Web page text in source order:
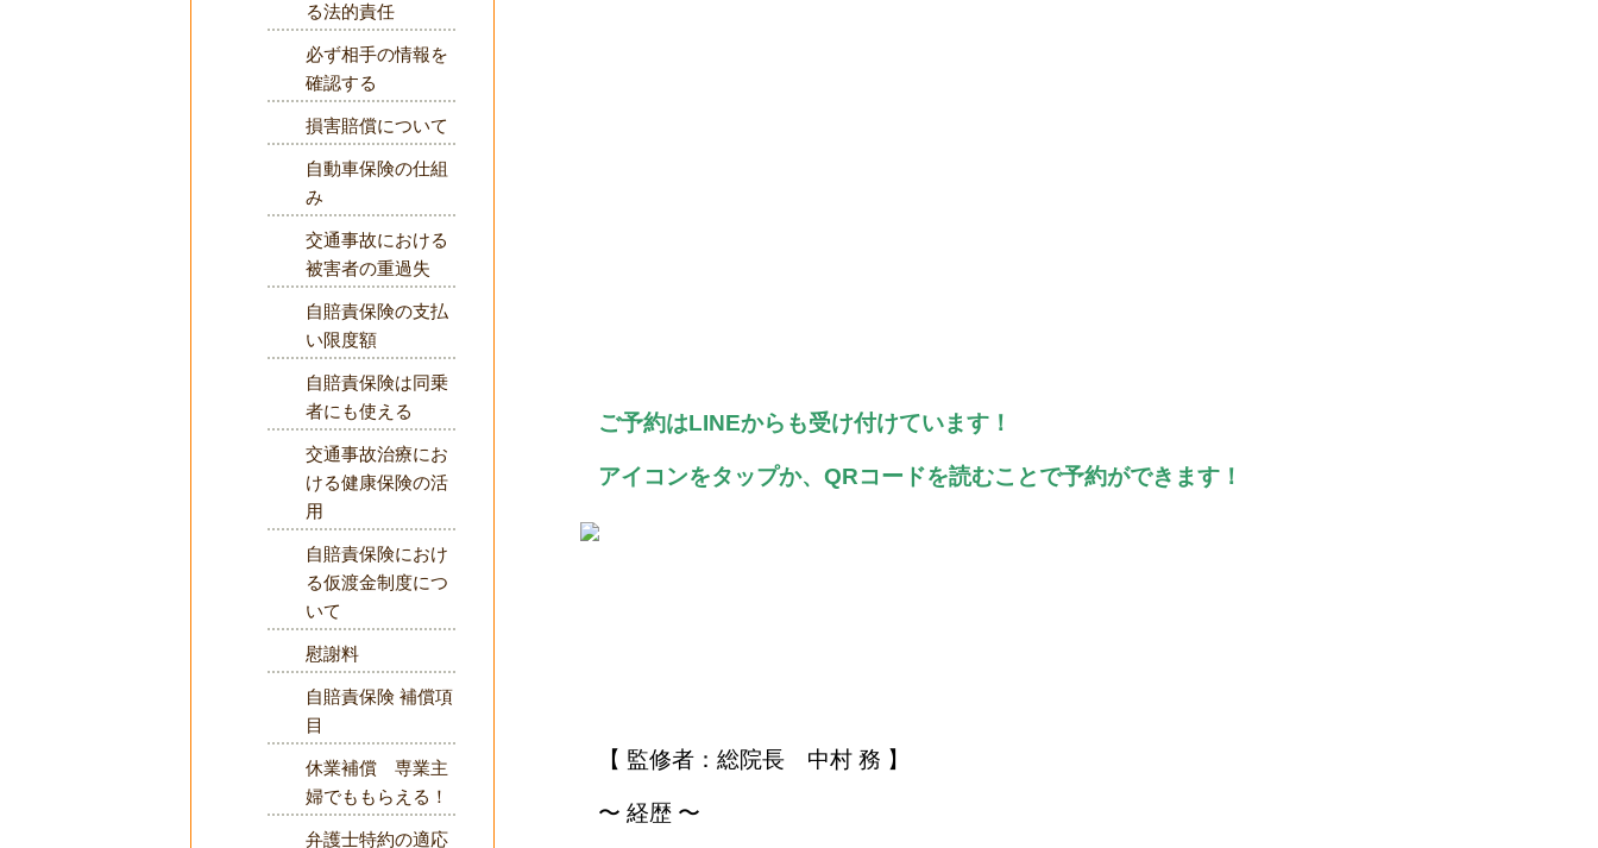
ご予約はLINEからも受け付けています！
アイコンをタップか、QRコードを読むことで予約ができます！
【 監修者：総院長 中村 務 】
〜 経歴 〜
る法的責任
必ず相手の情報を
確認する
損害賠償について
自動車保険の仕組
み
交通事故における
被害者の重過失
自賠責保険の支払
い限度額
自賠責保険は同乗
者にも使える
交通事故治療にお
ける健康保険の活
用
自賠責保険におけ
る仮渡金制度につ
いて
慰謝料
自賠責保険 補償項
目
休業補償 専業主
婦でももらえる！
弁護士特約の適応